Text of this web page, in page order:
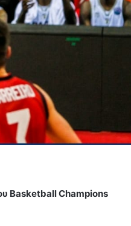
Basketball Champions